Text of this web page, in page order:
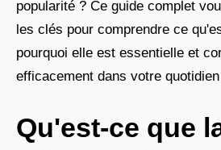
popularité ? Ce guide complet
les clés pour comprendre ce
pourquoi elle est essentielle et
efficacement dans votre
Qu'est-ce que